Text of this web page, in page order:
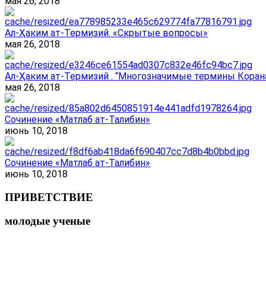
Ал-Ҳаким ат-Термизий. «Скрытые вопросы»
мая 26, 2018
Ал-Ҳаким ат-Термизий . “Многозначимые термины
мая 26, 2018
Сочинение «Матлаб ат-Талибин»
июнь 10, 2018
Сочинение «Матлаб ат-Талибин»
июнь 10, 2018
ПРИВЕТСТВИЕ
молодые ученые